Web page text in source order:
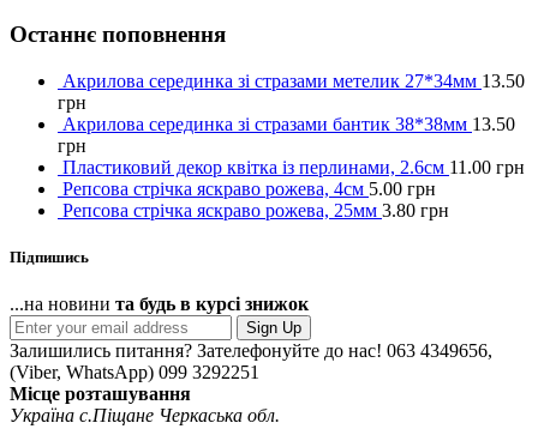
Останнє поповнення
Акрилова серединка зі стразами метелик 27*34мм 13.50
грн
Акрилова серединка зі стразами бантик 38*38мм 13.50
грн
Пластиковий декор квітка із перлинами, 2.6см 11.00 грн
Репсова стрічка яскраво рожева, 4см 5.00 грн
Репсова стрічка яскраво рожева, 25мм 3.80 грн
Підпишись
...на новини та будь в курсі знижок
Sign Up
Залишились питання? Зателефонуйте до нас! 063 4349656,
(Viber, WhatsApp) 099 3292251
Місце розташування
Україна с.Піщане Черкаська обл.